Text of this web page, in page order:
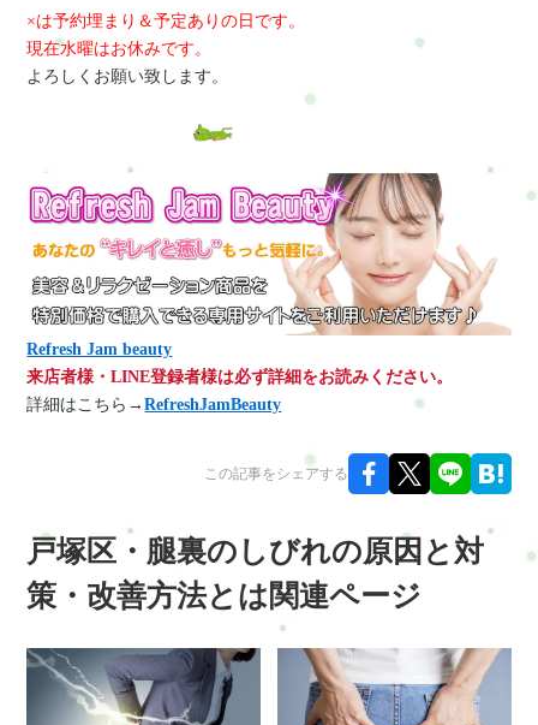
×は予約埋まり＆予定ありの日です。
現在水曜はお休みです。
よろしくお願い致します。
Refresh Jam beauty
来店者様・LINE登録者様は必ず詳細をお読みください。
詳細はこちら→RefreshJamBeauty
この記事をシェアする
戸塚区・腿裏のしびれの原因と対
策・改善方法とは関連ページ